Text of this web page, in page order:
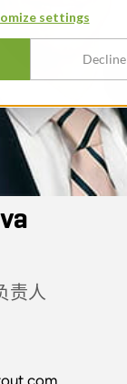
settings
Decline
责人